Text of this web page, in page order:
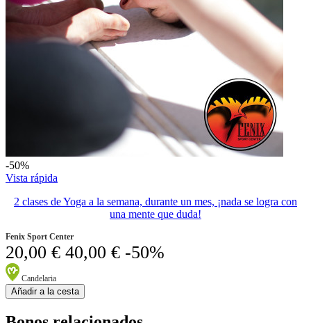
-50%
Vista rápida
2 clases de Yoga a la semana, durante un mes, ¡nada se logra con
una mente que duda!
Fenix Sport Center
20,00 € 40,00 € -50%
Candelaria
Añadir a la cesta